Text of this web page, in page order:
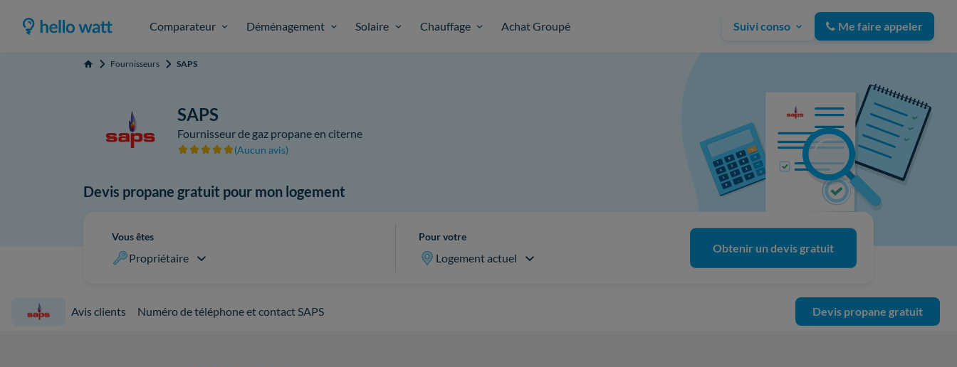
Comparateur Déménagement Solaire Chauffage Achat Groupé Suivi conso Me faire appeler
Accueil Fournisseurs SAPS
SAPS
Fournisseur de gaz propane en citerne
(Aucun avis)
Devis propane gratuit pour mon logement
Vous êtes
Propriétaire
Pour votre
Logement actuel
Obtenir un devis gratuit
Avis clients Numéro de téléphone et contact SAPS Devis propane gratuit